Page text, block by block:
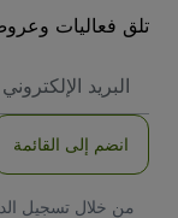
تلق فعاليات
الاكتروني
انضم إلى القائمة
من خلال تسجيل